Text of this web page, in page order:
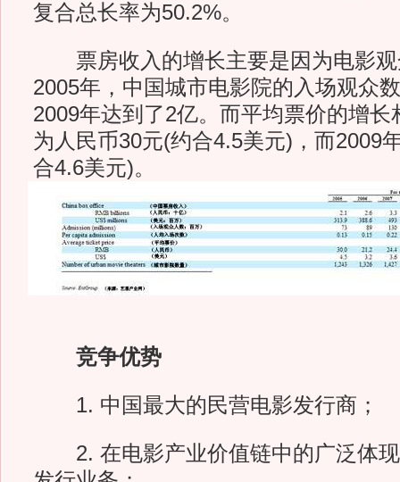
复合总长率为50.2%。
票房收入的增长主要是因为电影观
2005年，中国城市电影院的入场观众
2009年达到了2亿。而平均票价的增长
为人民币30元(约合4.5美元)，而2009
合4.6美元)。
竞争优势
1. 中国最大的民营电影发行商；
2. 在电影产业价值链中的广泛体现